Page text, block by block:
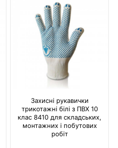
Захисні рукавички
трикотажні білі з ПВХ 10
клас 8410 для складських,
монтажних і побутових
робіт